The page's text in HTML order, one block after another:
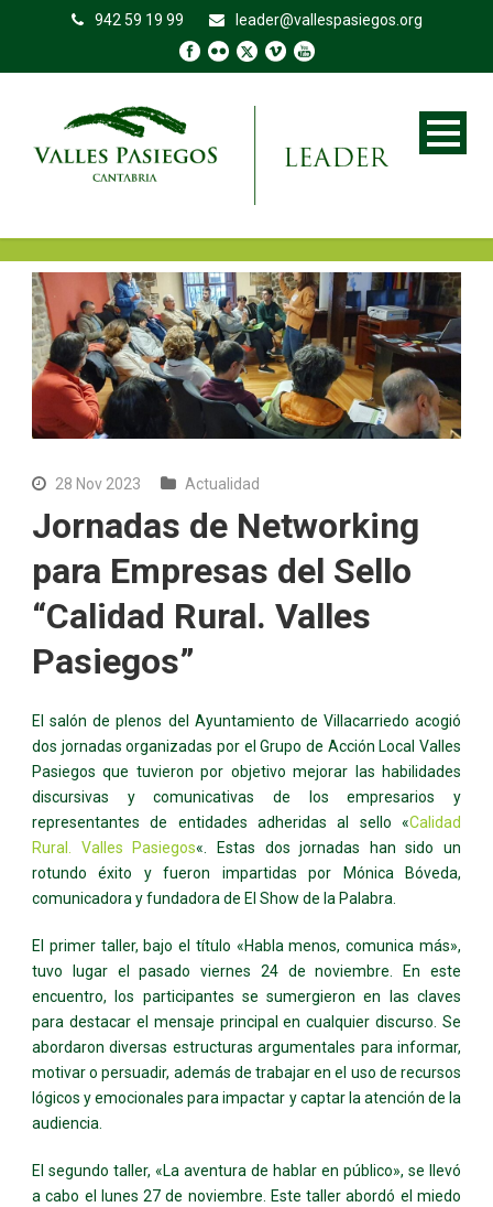
942 59 19 99 leader@vallespasiegos.org
28 Nov 2023 Actualidad
Jornadas de Networking
para Empresas del Sello
“Calidad Rural. Valles
Pasiegos”
El salón de plenos del Ayuntamiento de Villacarriedo acogió
dos jornadas organizadas por el Grupo de Acción Local Valles
Pasiegos que tuvieron por objetivo mejorar las habilidades
discursivas y comunicativas de los empresarios y
representantes de entidades adheridas al sello «Calidad
Rural. Valles Pasiegos«. Estas dos jornadas han sido un
rotundo éxito y fueron impartidas por Mónica Bóveda,
comunicadora y fundadora de El Show de la Palabra.
El primer taller, bajo el título «Habla menos, comunica más»,
tuvo lugar el pasado viernes 24 de noviembre. En este
encuentro, los participantes se sumergieron en las claves
para destacar el mensaje principal en cualquier discurso. Se
abordaron diversas estructuras argumentales para informar,
motivar o persuadir, además de trabajar en el uso de recursos
lógicos y emocionales para impactar y captar la atención de la
audiencia.
El segundo taller, «La aventura de hablar en público», se llevó
a cabo el lunes 27 de noviembre. Este taller abordó el miedo